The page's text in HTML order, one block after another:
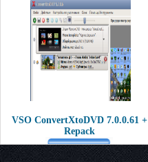
VSO ConvertXtoDVD 7.0.0.61 +
Repack